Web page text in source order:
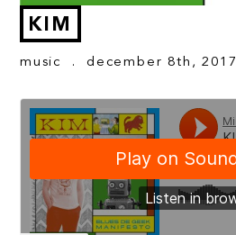
KIM
music . december 8th, 2017